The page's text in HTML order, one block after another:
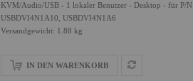
KVM/Audio/USB - 1 lokaler Benutzer - Desktop - für P/
USBDVI4N1A10, USBDVI4N1A6
Versandgewicht: 1.88 kg
IN DEN WARENKORB